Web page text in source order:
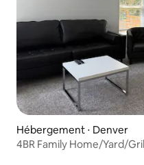
Hébergement ⋅ Denver
4BR Family Home/Yard/